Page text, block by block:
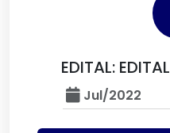
EDITAL: EDITAL
Jul/2022